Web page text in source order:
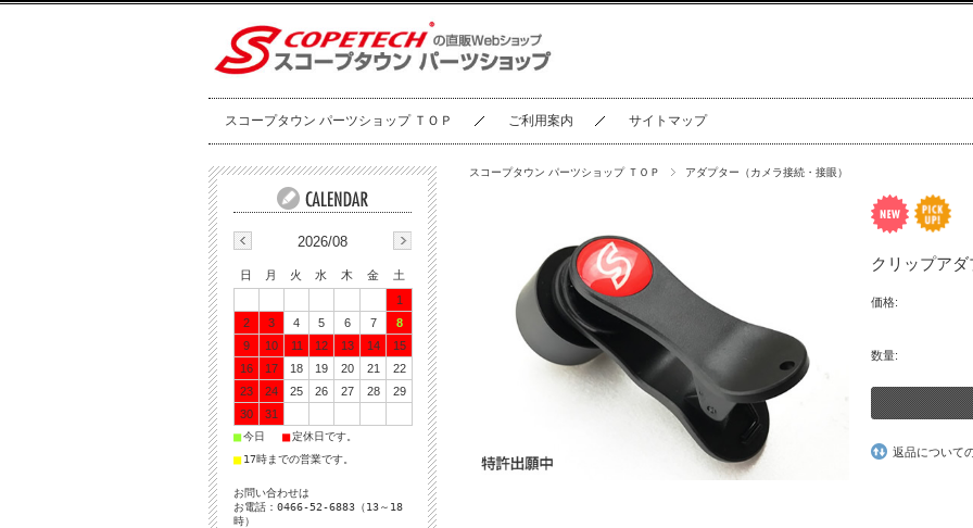
スコープタウン パーツショップ ＴＯＰ ご利用案内 サイトマップ
スコープタウン パーツショップ ＴＯＰ アダプター（カメラ接続・接眼）
クリップアダ
価格:
数量:
返品について
2026/08
日 月 火 水 木 金
土
1
2
3 4 5 6 7
8
9
10 11 12 13 14
15
16
17 18 19 20 21
22
23
24 25 26 27 28
29
30
31
■今日 ■定休日です。
■ 17時までの営業です。
お問い合わせは
お電話：0466-52-6883（13～18
時）